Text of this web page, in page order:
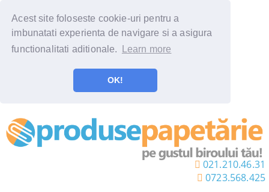
Acest site foloseste cookie-uri pentru a
imbunatati experienta de navigare si a asigura
functionalitati aditionale.
Learn more
OK!
021.210.46.31
0723.568.425